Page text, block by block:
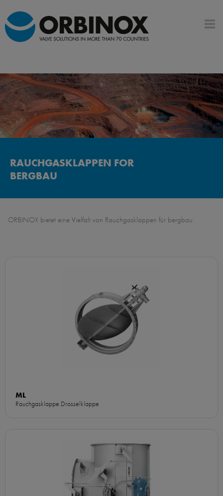
RAUCHGASKLAPPEN FOR
BERGBAU
ORBINOX bietet eine Vielfalt von Rauchgasklappen für bergbau
ML
Rauchgasklappe Drosselklappe